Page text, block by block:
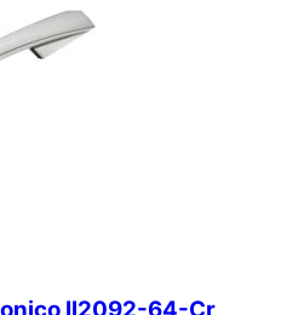
Il2092-64-Cr